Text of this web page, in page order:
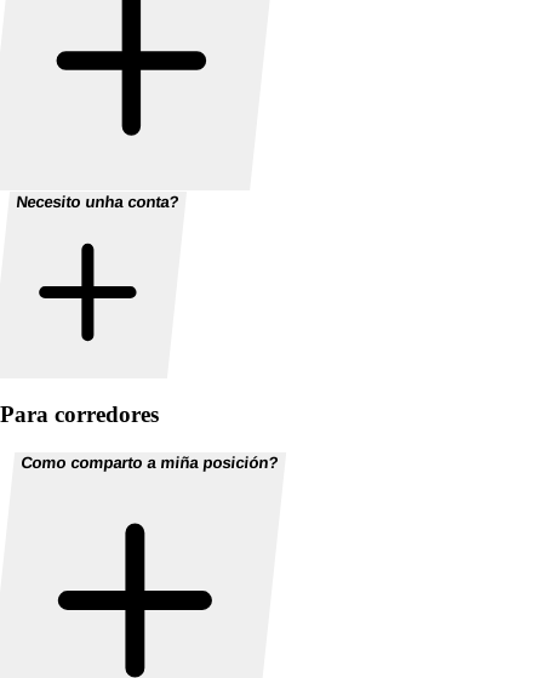
Necesito unha conta?
Para corredores
Como comparto a miña posición?